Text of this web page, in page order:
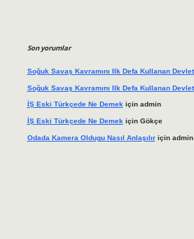
Son yorumlar
Soğuk Savaş Kavramını Ilk Defa Kullanan
Soğuk Savaş Kavramını Ilk Defa Kullanan
İŞ Eski Türkçede Ne Demekiçin admin
İŞ Eski Türkçede Ne Demek için Gökçe
Odada Kamera Oldugu Nasıl Anlaşılıriçin admin